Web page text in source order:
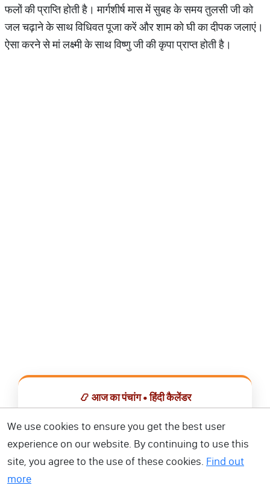
फलों की प्राप्ति होती है। मार्गशीर्ष मास में सुबह के समय तुलसी जी को
जल चढ़ाने के साथ विधिवत पूजा करें और शाम को घी का दीपक जलाएं।
ऐसा करने से मां लक्ष्मी के साथ विष्णु जी की कृपा प्राप्त होती है।
📿 आज का पंचांग • हिंदी कैलेंडर
📅 हिंदी कैलेंडर ऐप डाउनलोड करें
We use cookies to ensure you get the best user
experience on our website. By continuing to use this
site, you agree to the use of these cookies. Find out
more